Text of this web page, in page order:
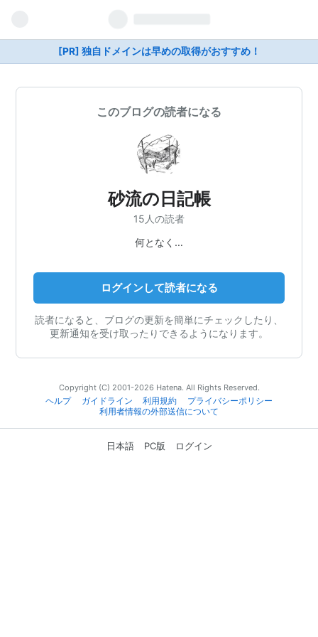
[PR] 独自ドメインは早めの取得がおすすめ！
このブログの読者になる
砂流の日記帳
15人の読者
何となく…
ログインして読者になる
読者になると、ブログの更新を簡単にチェックしたり、
更新通知を受け取ったりできるようになります。
Copyright (C) 2001-2026 Hatena. All Rights Reserved.
ヘルプ
ガイドライン 利用規約
プライバシーポリシー
利用者情報の外部送信について
日本語 PC版 ログイン